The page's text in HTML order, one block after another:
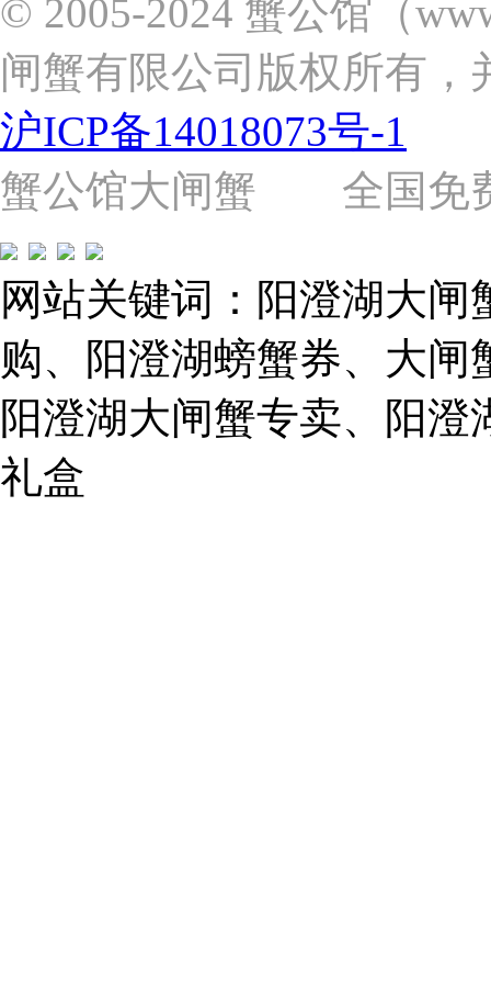
区
杨
路
号
（靠
近
苗
圃
路）
Tel:
021-
62243579
E-
mail:
859749344@qq.com
1019225591
© 2005-2024 蟹公馆（
闸蟹有限公司版权所有，
沪ICP备14018073号-1
蟹公馆大闸蟹 全国免费
网站关键词：阳澄湖大
购、阳澄湖螃蟹券、大
阳澄湖大闸蟹专卖、阳
礼盒